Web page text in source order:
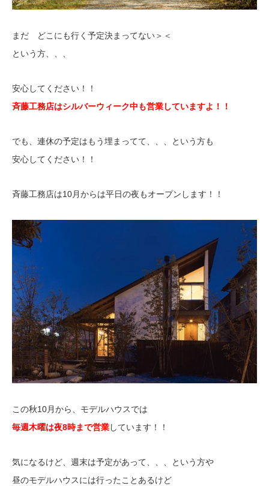
まだ どこにも行く予定決まってない＞＜
という方、、、
安心してください！！
斉藤工務店はシルバーウィーク中も営業していますよ！！
でも、連休の予定はもう埋まってて、、、という方も
安心してください！！
斉藤工務店は10月からは平日の夜もオープンします！！
この秋10月から、モデルハウスでは
毎週木曜は夜8時まで営業しています！！
気になるけど、週末は予定があって、、、という方や
昼のモデルハウスには行ったことあるけど